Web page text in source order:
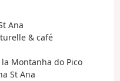
Ana
& café
Montanha do Pico
St Ana